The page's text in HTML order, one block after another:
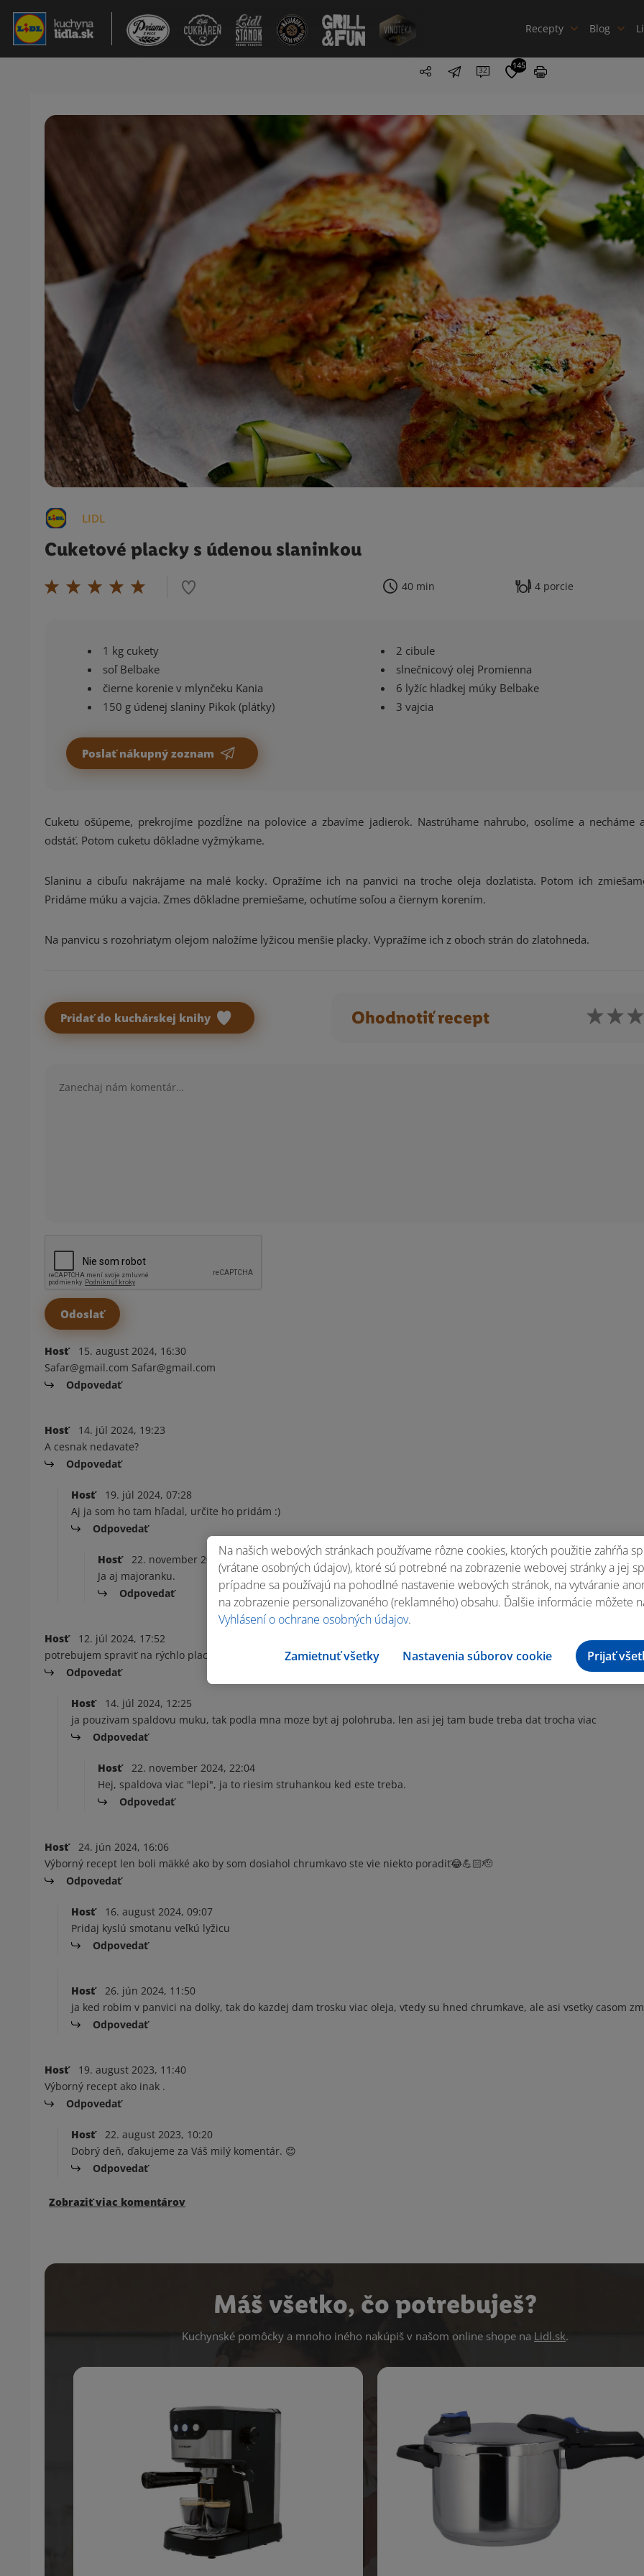
Recepty Blog
32 145
LIDL
Cuketové placky s údenou slaninkou
40 min 4 porcie
1 kg cukety
soľ Belbake
čierne korenie v mlynčeku Kania
150 g údenej slaniny Pikok (plátky)
2 cibule
slnečnicový olej Promienna
6 lyžíc hladkej múky Belbake
3 vajcia
Poslať nákupný zoznam
Cuketu ošúpeme, prekrojíme pozdĺžne na polovice a zbavíme jadierok. Nastrúhame nahrubo, osolíme a necháme
odstáť. Potom cuketu dôkladne vyžmýkame.
Slaninu a cibuľu nakrájame na malé kocky. Opražíme ich na panvici na troche oleja dozlatista. Potom ich
Pridáme múku a vajcia. Zmes dôkladne premiešame, ochutíme soľou a čiernym korením.
Na panvicu s rozohriatym olejom naložíme lyžicou menšie placky. Vypražíme ich z oboch strán do zlatohneda.
Pridať do kuchárskej knihy Ohodnotiť recept
Hosť
15. august 2024, 16:30
Safar@gmail.com Safar@gmail.com
Odpovedať
Hosť
14. júl 2024, 19:23
A cesnak nedavate?
Odpovedať
Hosť
19. júl 2024, 07:28
Aj ja som ho tam hľadal, určite ho pridám :)
Odpovedať
Hosť
22. november 2024, 21:51
Ja aj majoranku.
Odpovedať
Hosť
12. júl 2024, 17:52
potrebujem spraviť na rýchlo placky, ale nemám hladkú múku. môžem dať aj polohrubú?
Odpovedať
Hosť
14. júl 2024, 12:25
ja pouzivam spaldovu muku, tak podla mna moze byt aj polohruba. len asi jej tam bude treba dat trocha viac
Odpovedať
Hosť
22. november 2024, 22:04
Hej, spaldova viac "lepi", ja to riesim struhankou ked este treba.
Odpovedať
Hosť
24. jún 2024, 16:06
Výborný recept len boli mäkké ako by som dosiahol chrumkavo ste vie niekto poradiť😂💪🏻🫡
Odpovedať
Hosť
16. august 2024, 09:07
Pridaj kyslú smotanu veľkú lyžicu
Odpovedať
Hosť
26. jún 2024, 11:50
ja ked robim v panvici na dolky, tak do kazdej dam trosku viac oleja, vtedy su hned chrumkave, ale asi vsetky casom
Odpovedať
Hosť
19. august 2023, 11:40
Výborný recept ako inak .
Odpovedať
Hosť
22. august 2023, 10:20
Dobrý deň, ďakujeme za Váš milý komentár. 😊
Odpovedať
Zobraziť viac komentárov
Máš všetko, čo potrebuješ?
Kuchynské pomôcky a mnoho iného nakúpiš v našom online shope na Lidl.sk.
Na našich webových stránkach používame rôzne cookies, ktorých použitie zahŕňa
(vrátane osobných údajov), ktoré sú potrebné na zobrazenie webovej stránky a jej
prípadne sa používajú na pohodlné nastavenie webových stránok, na vytváranie
na zobrazenie personalizovaného (reklamného) obsahu. Ďalšie informácie môžete
Vyhlásení o ochrane osobných údajov.
Zamietnuť všetky Nastavenia súborov cookie Prijať